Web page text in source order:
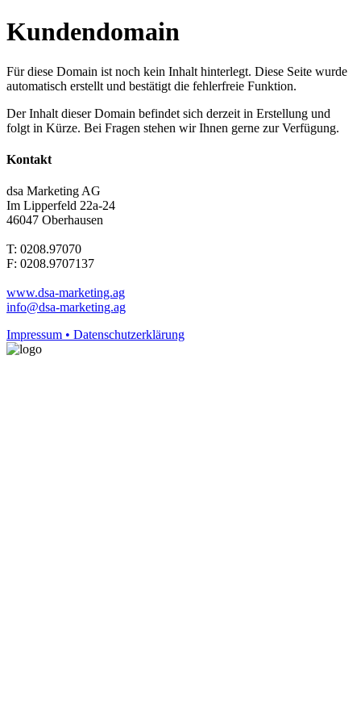
Kundendomain
Für diese Domain ist noch kein Inhalt hinterlegt. Diese Seite wurde
automatisch erstellt und bestätigt die fehlerfreie Funktion.
Der Inhalt dieser Domain befindet sich derzeit in Erstellung und
folgt in Kürze. Bei Fragen stehen wir Ihnen gerne zur Verfügung.
Kontakt
dsa Marketing AG
Im Lipperfeld 22a-24
46047 Oberhausen
T: 0208.97070
F: 0208.9707137
www.dsa-marketing.ag
info@dsa-marketing.ag
Impressum • Datenschutzerklärung